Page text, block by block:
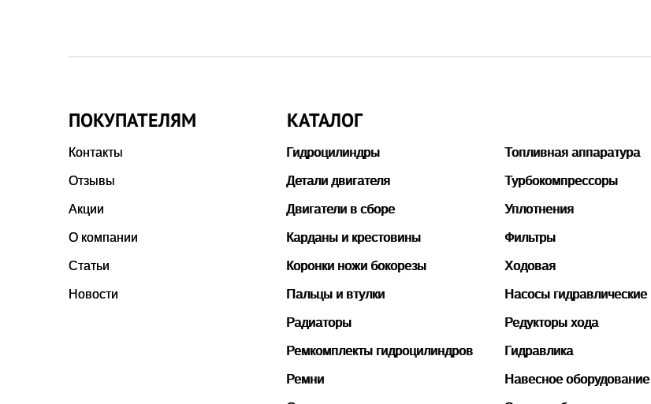
ПОКУПАТЕЛЯМ
Контакты
Отзывы
Акции
О компании
Статьи
Новости
КАТАЛОГ
Гидроцилиндры
Детали двигателя
Двигатели в сборе
Карданы и крестовины
Коронки ножи бокорезы
Пальцы и втулки
Радиаторы
Ремкомплекты гидроцилиндров
Ремни
Топливная аппаратура
Турбокомпрессоры
Уплотнения
Фильтры
Ходовая
Насосы гидравлические
Редукторы хода
Гидравлика
Навесное оборудование